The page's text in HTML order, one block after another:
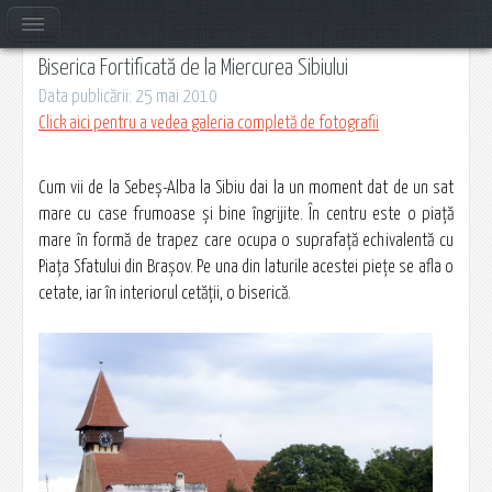
Biserica Fortificată de la Miercurea Sibiului
Data publicării: 25 mai 2010
Click aici pentru a vedea galeria completă de fotografii
Cum vii de la Sebeș-Alba la Sibiu dai la un moment dat de un sat
mare cu case frumoase şi bine îngrijite. În centru este o piaţă
mare în formă de trapez care ocupa o suprafaţă echivalentă cu
Piaţa Sfatului din Braşov. Pe una din laturile acestei pieţe se afla o
cetate, iar în interiorul cetăţii, o biserică.